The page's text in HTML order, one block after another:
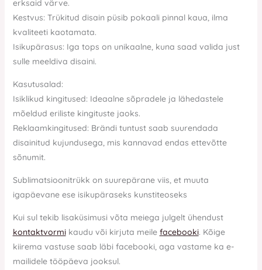
erksaid värve.
Kestvus: Trükitud disain püsib pokaali pinnal kaua, ilma
kvaliteeti kaotamata.
Isikupärasus: Iga tops on unikaalne, kuna saad valida just
sulle meeldiva disaini.
Kasutusalad:
Isiklikud kingitused: Ideaalne sõpradele ja lähedastele
mõeldud eriliste kingituste jaoks.
Reklaamkingitused: Brändi tuntust saab suurendada
disainitud kujundusega, mis kannavad endas ettevõtte
sõnumit.
Sublimatsioonitrükk on suurepärane viis, et muuta
igapäevane ese isikupäraseks kunstiteoseks
Kui sul tekib lisaküsimusi võta meiega julgelt ühendust
kontaktvormikaudu või kirjuta meile facebooki. Kõige
kiirema vastuse saab läbi facebooki, aga vastame ka e-
mailidele tööpäeva jooksul.